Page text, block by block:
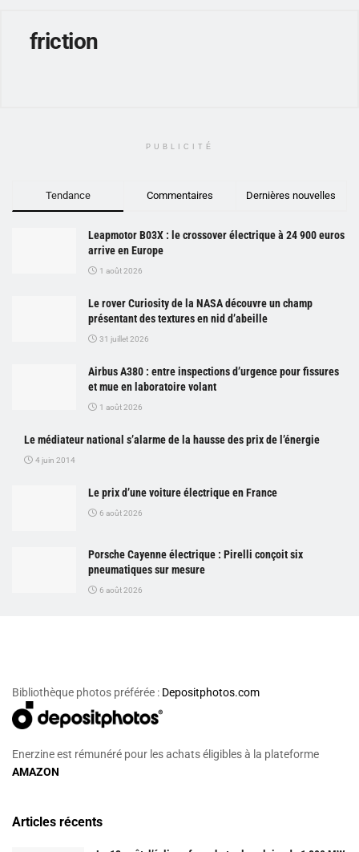
friction
PUBLICITÉ
Tendance Commentaires Dernières nouvelles
Leapmotor B03X : le crossover électrique à 24 900 euros
arrive en Europe
1 août 2026
Le rover Curiosity de la NASA découvre un champ
présentant des textures en nid d’abeille
31 juillet 2026
Airbus A380 : entre inspections d’urgence pour fissures
et mue en laboratoire volant
1 août 2026
Le médiateur national s’alarme de la hausse des prix de l’énergie
4 juin 2014
Le prix d’une voiture électrique en France
6 août 2026
Porsche Cayenne électrique : Pirelli conçoit six
pneumatiques sur mesure
6 août 2026
Bibliothèque photos préférée : Depositphotos.com
Enerzine est rémunéré pour les achats éligibles à la plateforme
AMAZON
Articles récents